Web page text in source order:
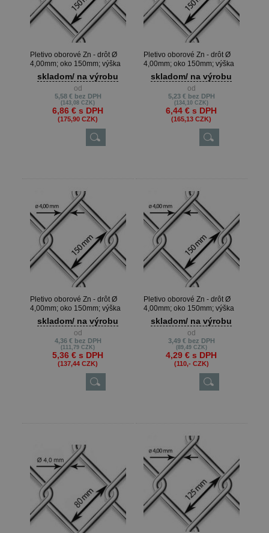
Pletivo oborové Zn - drôt Ø
4,00mm; oko 150mm; výška
160cm
skladom/ na výrobu
od
5,58 € bez DPH
(143,08 CZK)
6,86 € s DPH
(175,90 CZK)
Pletivo oborové Zn - drôt Ø
4,00mm; oko 150mm; výška
150cm
skladom/ na výrobu
od
5,23 € bez DPH
(134,10 CZK)
6,44 € s DPH
(165,13 CZK)
Pletivo oborové Zn - drôt Ø
4,00mm; oko 150mm; výška
125cm
skladom/ na výrobu
od
4,36 € bez DPH
(111,79 CZK)
5,36 € s DPH
(137,44 CZK)
Pletivo oborové Zn - drôt Ø
4,00mm; oko 150mm; výška
100cm
skladom/ na výrobu
od
3,49 € bez DPH
(89,49 CZK)
4,29 € s DPH
(110,- CZK)